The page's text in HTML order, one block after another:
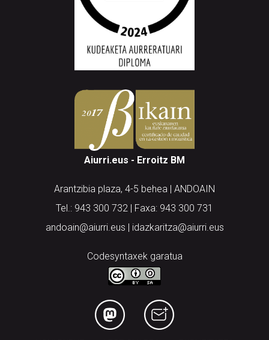
Aiurri.eus - Erroitz BM
Arantzibia plaza, 4-5 behea | ANDOAIN
Tel.: 943 300 732 | Faxa: 943 300 731
andoain@aiurri.eus | idazkaritza@aiurri.eus
Codesyntaxek garatua